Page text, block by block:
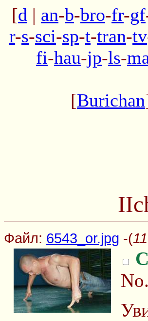
[d | an-b-bro-fr-gf
r-s-sci-sp-t-tran-tv
fi-hau-jp-ls-
[Burichan
Файл: 6543_or.jpg -(